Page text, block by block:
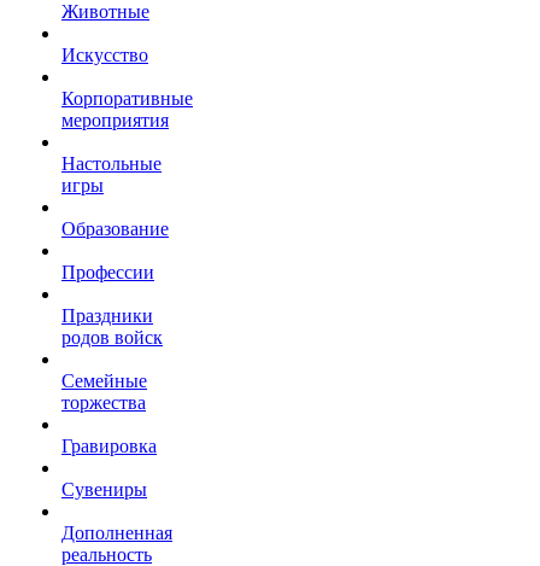
Животные
Искусство
Корпоративные
мероприятия
Настольные
игры
Образование
Профессии
Праздники
родов войск
Семейные
торжества
Гравировка
Сувениры
Дополненная
реальность